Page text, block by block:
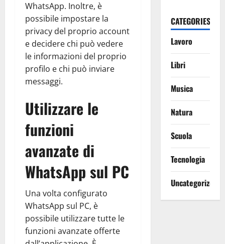
WhatsApp. Inoltre, è
possibile impostare la
privacy del proprio account
e decidere chi può vedere
le informazioni del proprio
profilo e chi può inviare
messaggi.
Utilizzare le
funzioni
avanzate di
WhatsApp sul PC
Una volta configurato
WhatsApp sul PC, è
possibile utilizzare tutte le
funzioni avanzate offerte
CATEGORIES
Lavoro
Libri
Musica
Natura
Scuola
Tecnologia
Uncategorized